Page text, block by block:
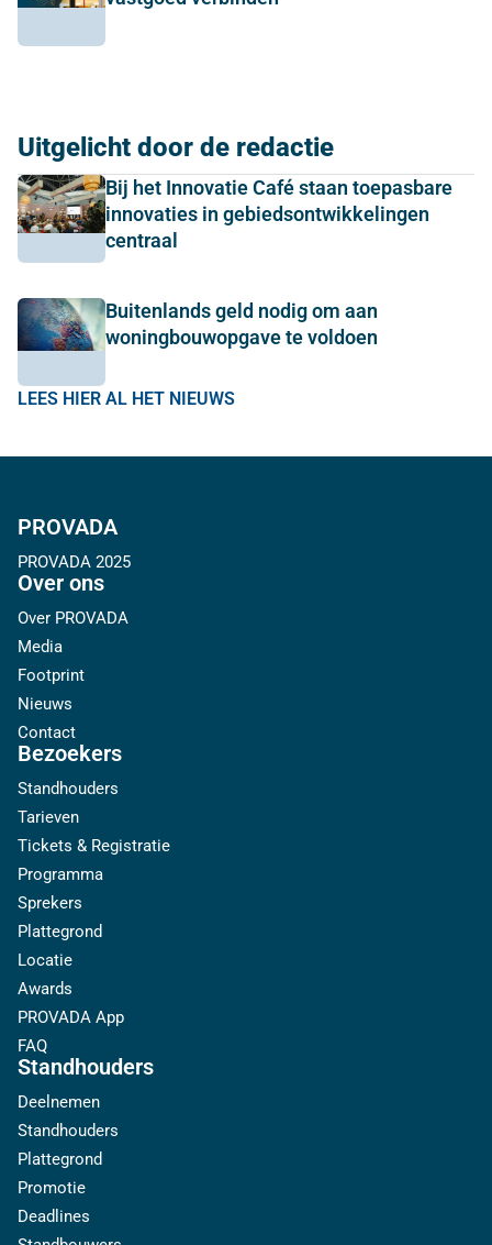
Uitgelicht door de redactie
Bij het Innovatie Café staan toepasbare
innovaties in gebiedsontwikkelingen
centraal
Buitenlands geld nodig om aan
woningbouwopgave te voldoen
LEES HIER AL HET NIEUWS
PROVADA
PROVADA 2025
Over ons
Over PROVADA
Media
Footprint
Nieuws
Contact
Bezoekers
Standhouders
Tarieven
Tickets & Registratie
Programma
Sprekers
Plattegrond
Locatie
Awards
PROVADA App
FAQ
Standhouders
Deelnemen
Standhouders
Plattegrond
Promotie
Deadlines